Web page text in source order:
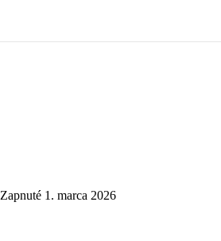
Zapnuté 1. marca 2026